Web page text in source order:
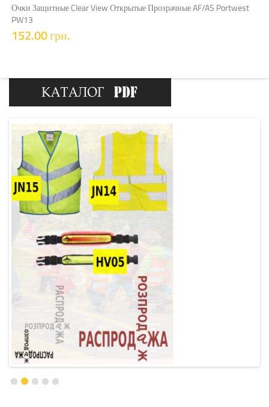
Очки Защитные Clear View Открытые Прозрачные AF/AS Portwest
PW13
152.00 грн.